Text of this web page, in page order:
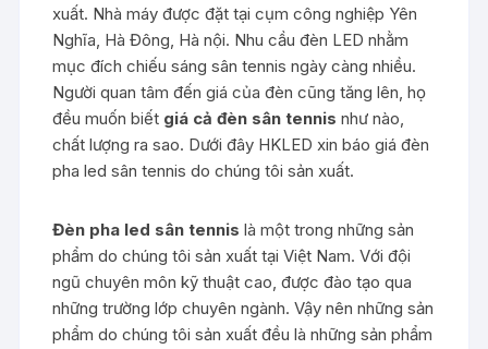
xuất. Nhà máy được đặt tại cụm công nghiệp Yên
Nghĩa, Hà Đông, Hà nội. Nhu cầu đèn LED nhằm
mục đích chiếu sáng sân tennis ngày càng nhiều.
Người quan tâm đến giá của đèn cũng tăng lên, họ
đều muốn biết giá cả đèn sân tennis như nào,
chất lượng ra sao. Dưới đây HKLED xin báo giá đèn
pha led sân tennis do chúng tôi sản xuất.
Đèn pha led sân tennis là một trong những sản
phẩm do chúng tôi sản xuất tại Việt Nam. Với đội
ngũ chuyên môn kỹ thuật cao, được đào tạo qua
những trường lớp chuyên ngành. Vậy nên những sản
phẩm do chúng tôi sản xuất đều là những sản phẩm